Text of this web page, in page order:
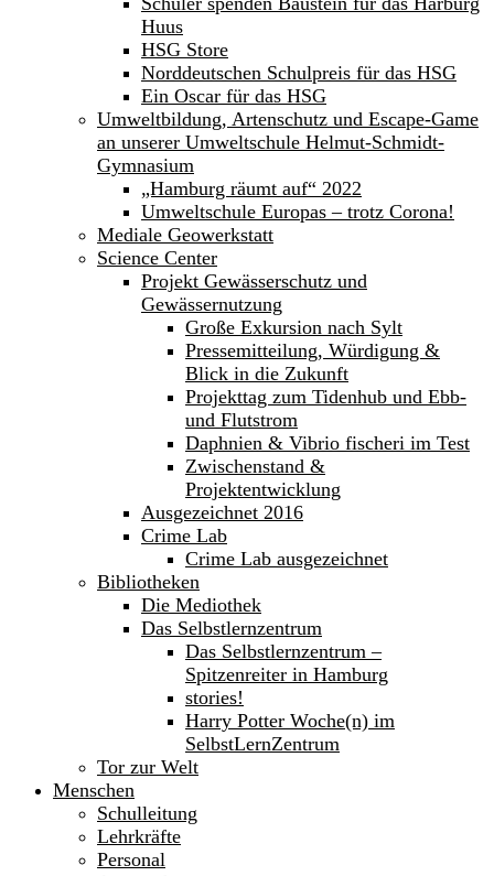
Huus
HSG Store
Norddeutschen Schulpreis für das HSG
Ein Oscar für das HSG
Umweltbildung, Artenschutz und Escape-Game
an unserer Umweltschule Helmut-Schmidt-
Gymnasium
„Hamburg räumt auf“ 2022
Umweltschule Europas – trotz Corona!
Mediale Geowerkstatt
Science Center
Projekt Gewässerschutz und
Gewässernutzung
Große Exkursion nach Sylt
Pressemitteilung, Würdigung &
Blick in die Zukunft
Projekttag zum Tidenhub und Ebb-
und Flutstrom
Daphnien & Vibrio fischeri im Test
Zwischenstand &
Projektentwicklung
Ausgezeichnet 2016
Crime Lab
Crime Lab ausgezeichnet
Bibliotheken
Die Mediothek
Das Selbstlernzentrum
Das Selbstlernzentrum –
Spitzenreiter in Hamburg
stories!
Harry Potter Woche(n) im
SelbstLernZentrum
Tor zur Welt
Menschen
Schulleitung
Lehrkräfte
Personal